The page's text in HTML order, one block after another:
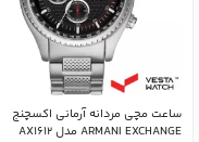
ساعت مچی مردانه آرمانی اکسچنج
ARMANI EXCHANGE مدل AX1612